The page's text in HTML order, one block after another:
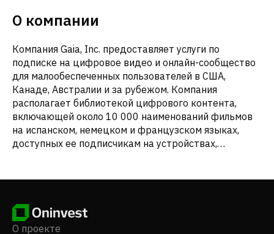
О компании
Компания Gaia, Inc. предоставляет услуги по
подписке на цифровое видео и онлайн-сообщество
для малообеспеченных пользователей в США,
Канаде, Австралии и за рубежом. Компания
располагает библиотекой цифрового контента,
включающей около 10 000 наименований фильмов
на испанском, немецком и французском языках,
доступных ее подписчикам на устройствах,
доступ к занятиям йогой, восточными искусствами и
который предлагает материалы по духовному
росту, личностному развитию и осознанности; канал
О проекте